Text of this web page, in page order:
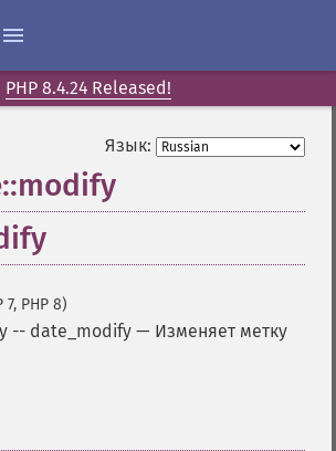
PHP 8.4.24 Released!
Язык:
7, PHP 8)
-- date_modify — Изменяет метку